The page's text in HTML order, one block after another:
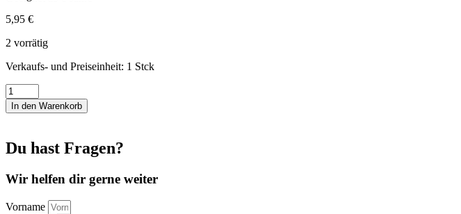
5,95 €
2 vorrätig
Verkaufs- und Preiseinheit: 1 Stck
Kinderdrachen
Fun
Flyer
Menge
In den Warenkorb
Du hast Fragen?
Wir helfen dir gerne weiter
Vorname